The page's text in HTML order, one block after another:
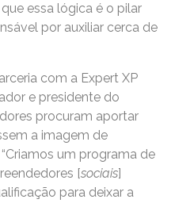
essa lógica é o pilar
por auxiliar cerca de
com a Expert XP
e presidente do
procuram aportar
a imagem de
um programa de
[sociais]
para deixar a